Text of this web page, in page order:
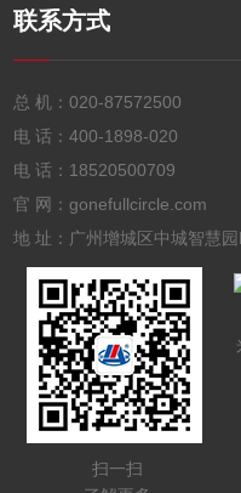
联系方式
总 机：020-87572500
电 话：400-1898-020
电 话： 18520500709
官 网：gonefullcircle.com
地 址：广州增城区中城智慧
扫一扫